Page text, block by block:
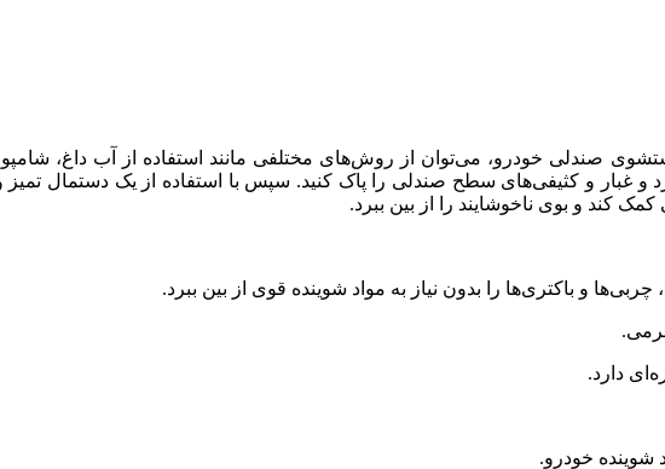
صندلی خودرو، می‌توان از روش‌های مختلفی مانند استفاده از آب داغ،
گرد و غبار و کثیفی‌های سطح صندلی را پاک کنید. سپس با استفاده از یک دستمال
کند و بوی ناخوشایند را از بین ببرد.
چربی‌ها و باکتری‌ها را بدون نیاز به مواد شوینده قوی از بین ببرد.
دارد.
شوینده خودرو.